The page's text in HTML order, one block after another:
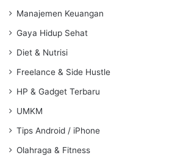
Manajemen Keuangan
Gaya Hidup Sehat
Diet & Nutrisi
Freelance & Side Hustle
HP & Gadget Terbaru
UMKM
Tips Android / iPhone
Olahraga & Fitness